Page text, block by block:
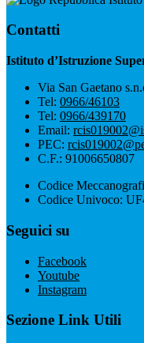
Contatti
Istituto d’Istruzione
Via San Gaetano
Tel: 0966/46103
Tel: 0966/439170
Email:
PEC:
C.F.: 91006650807
Codice
Codice Univoco:
Seguici su
Facebook
Youtube
Instagram
Sezione Link Utili